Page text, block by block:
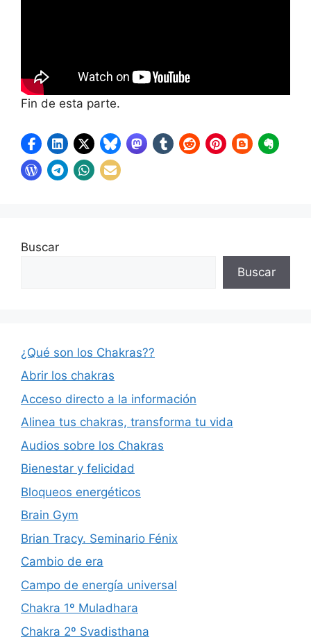
Fin de esta parte.
Buscar
Buscar
¿Qué son los Chakras??
Abrir los chakras
Acceso directo a la información
Alinea tus chakras, transforma tu vida
Audios sobre los Chakras
Bienestar y felicidad
Bloqueos energéticos
Brain Gym
Brian Tracy. Seminario Fénix
Cambio de era
Campo de energía universal
Chakra 1º Muladhara
Chakra 2º Svadisthana